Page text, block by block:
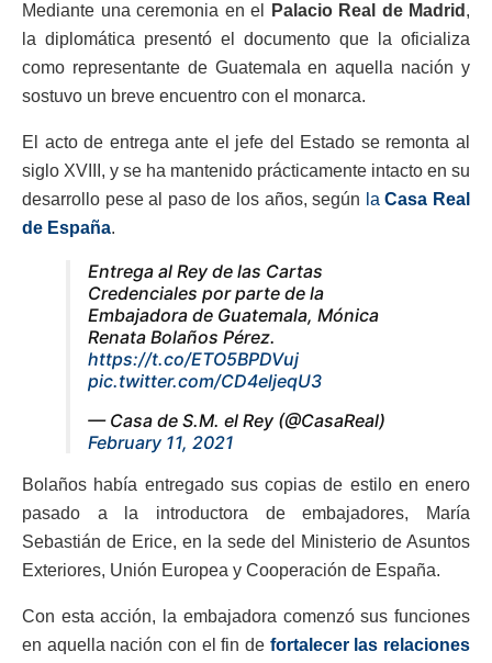
Mediante una ceremonia en el Palacio Real de Madrid ,
la diplomática presentó el documento que la oficializa
como representante de Guatemala en aquella nación y
sostuvo un breve encuentro con el monarca.
El acto de entrega ante el jefe del Estado se remonta al
siglo XVIII, y se ha mantenido prácticamente intacto en su
desarrollo pese al paso de los años, según laCasa Real
de España.
Entrega al Rey de las Cartas
Credenciales por parte de la
Embajadora de Guatemala, Mónica
Renata Bolaños Pérez.
https://t.co/ETO5BPDVuj
pic.twitter.com/CD4eljeqU3
— Casa de S.M. el Rey (@CasaReal)
February 11, 2021
Bolaños había entregado sus copias de estilo en enero
pasado a la introductora de embajadores, María
Sebastián de Erice, en la sede del Ministerio de Asuntos
Exteriores, Unión Europea y Cooperación de España.
Con esta acción, la embajadora comenzó sus funciones
en aquella nación con el fin de fortalecer las relaciones